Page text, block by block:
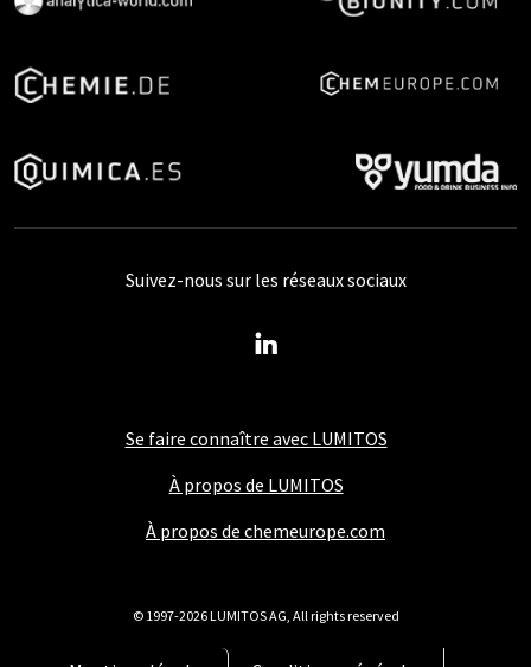
Se faire connaître avec LUMITOS
À propos de LUMITOS
À propos de chemeurope.com
Suivez-nous sur les réseaux sociaux
© 1997-2026 LUMITOS AG, All rights reserved